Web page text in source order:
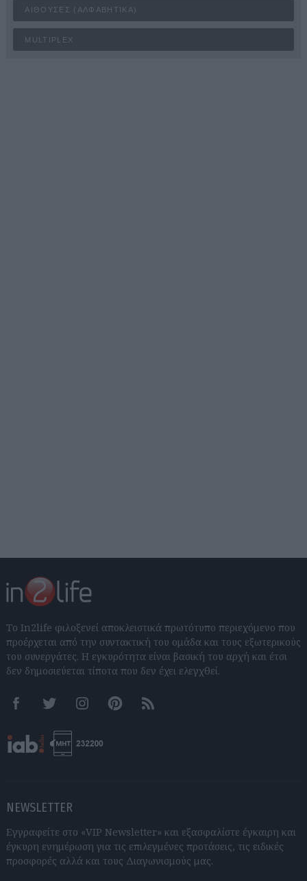
ΑΊΘΟΥΣΕΣ (ΑΛΦΑΒΗΤΙΚΆ)
MULTIPLEX
Το In2life φιλοξενεί αποκλειστικά πρωτότυπο περιεχόμενο που
προέρχεται από την συντακτική του ομάδα και τους εξωτερικούς
του συνεργάτες. Η εγκυρότητα είναι βασική του αρχή και έτσι
δεν δημοσιεύεται τίποτα που δεν έχει ελεγχθεί.
FacebookTwitter InstagramPinterestRSS feeds
NEWSLETTER
Εγγραφείτε στο «VIP Newsletter» και εξασφαλίστε έγκαιρη και
έγκυρη ενημέρωση για τις επιλεγμένες προτάσεις, τις ειδικές
προσφορές αλλά και τους Διαγωνισμούς μας.